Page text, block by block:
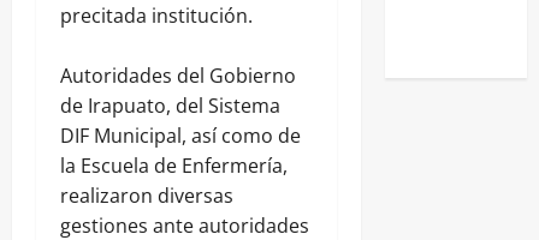
precitada institución.
Autoridades del Gobierno
de Irapuato, del Sistema
DIF Municipal, así como de
la Escuela de Enfermería,
realizaron diversas
gestiones ante autoridades